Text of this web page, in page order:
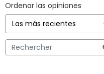
Ordenar las opiniones